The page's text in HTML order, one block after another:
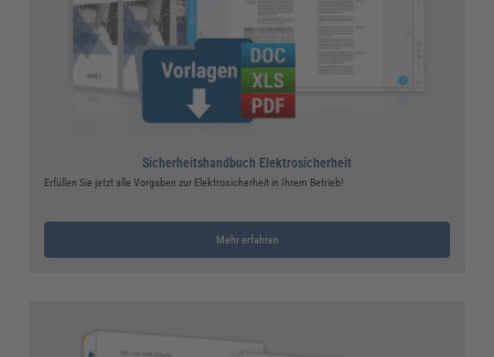
Sicherheitshandbuch Elektrosicherheit
Erfüllen Sie jetzt alle Vorgaben zur Elektrosicherheit in Ihrem Betrieb!
Mehr erfahren